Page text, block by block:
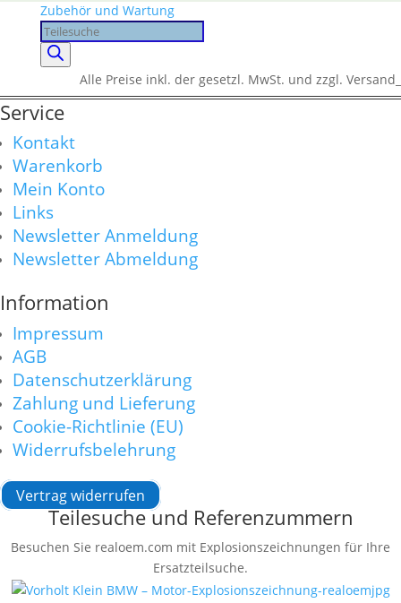
Zubehör und Wartung
Products
search
Alle Preise inkl. der gesetzl. MwSt. und zzgl. Versand_
Service
Kontakt
Warenkorb
Mein Konto
Links
Newsletter Anmeldung
Newsletter Abmeldung
Information
Impressum
AGB
Datenschutzerklärung
Zahlung und Lieferung
Cookie-Richtlinie (EU)
Widerrufsbelehrung
Vertrag widerrufen
Teilesuche und Referenzummern
Besuchen Sie realoem.com mit Explosionszeichnungen für Ihre
Ersatzteilsuche.